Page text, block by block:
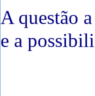
A questão
e a